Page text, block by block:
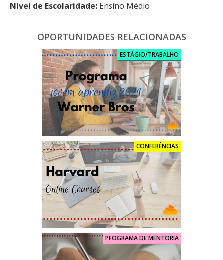
Nível de Escolaridade: Ensino Médio
OPORTUNIDADES RELACIONADAS
ESTÁGIO/TRABALHO
CONFERÊNCIAS
PROGRAMA DE MENTORIA